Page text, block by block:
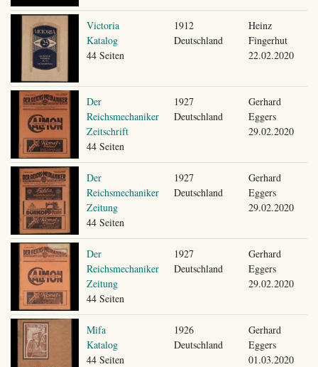
Victoria
Katalog
44 Seiten
1912
Deutschland
Heinz
Fingerhut
22.02.2020
Der
Reichsmechaniker
Zeitschrift
44 Seiten
1927
Deutschland
Gerhard
Eggers
29.02.2020
Der
Reichsmechaniker
Zeitung
44 Seiten
1927
Deutschland
Gerhard
Eggers
29.02.2020
Der
Reichsmechaniker
Zeitung
44 Seiten
1927
Deutschland
Gerhard
Eggers
29.02.2020
Mifa
Katalog
44 Seiten
1926
Deutschland
Gerhard
Eggers
01.03.2020